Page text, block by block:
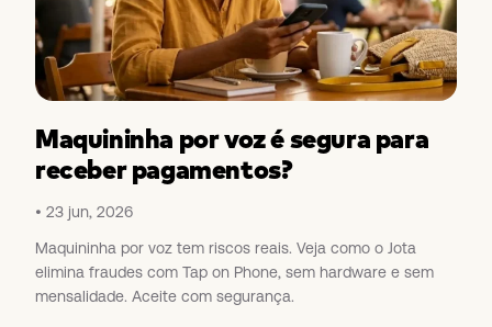
Maquininha por voz é segura para
receber pagamentos?
23 jun, 2026
Maquininha por voz tem riscos reais. Veja como o Jota
elimina fraudes com Tap on Phone, sem hardware e sem
mensalidade. Aceite com segurança.